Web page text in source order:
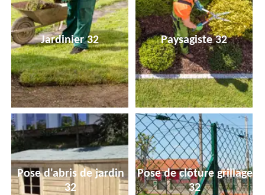
Jardinier 32 Paysagiste 32
Pose d'abris de jardin
32
Pose de clôture grillage
32